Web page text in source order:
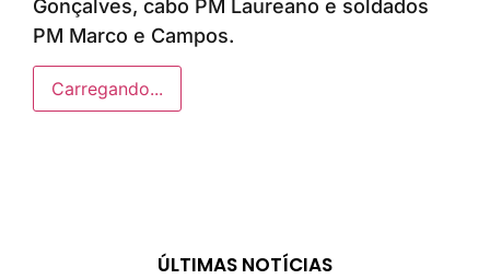
ÚLTIMAS NOTÍCIAS
Gonçalves, cabo PM Laureano e soldados
PM Marco e Campos.
Carregando...